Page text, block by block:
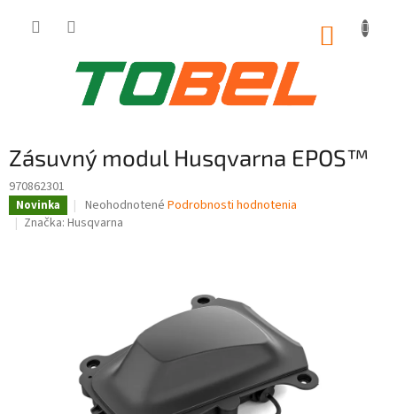
Zásuvný modul Husqvarna EPOS™
970862301
Novinka
Priemerné
hodnotenie
Neohodnotené Podrobnosti hodnotenia
Značka: Husqvarna